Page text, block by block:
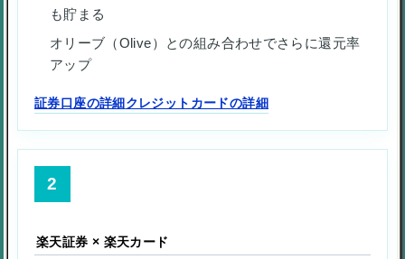
も貯まる
オリーブ（Olive）との組み合わせでさらに還元率
アップ
証券口座の詳細クレジットカードの詳細
2
楽天証券 × 楽天カード